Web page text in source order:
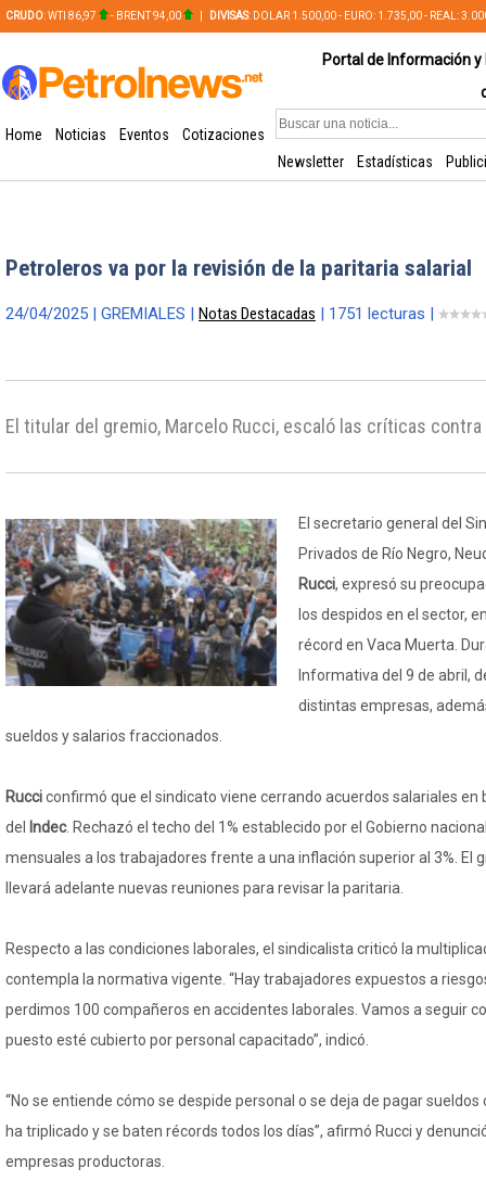
CRUDO: WTI 86,97 - BRENT 94,00 DIVISAS: DOLAR 1.500,00 - EURO: 1.735,00 - REAL:
Portal de Información
Home Noticias Eventos
Cotizaciones
Newsletter
Estadísticas
Petroleros va por la revisión de la paritaria salarial
24/04/2025 | GREMIALES | Notas Destacadas | 1751 lecturas |
El titular del gremio, Marcelo Rucci, escaló las críticas
El secretario general del
Privados de Río Negro,
Rucci, expresó su
los despidos en el sector,
récord en Vaca Muerta.
Informativa del 9 de abril,
distintas empresas,
sueldos y salarios fraccionados.
Rucciconfirmó que el sindicato viene cerrando acuerdos salariales en
del
Indec. Rechazó el techo del 1% establecido por el Gobierno
mensuales a los trabajadores frente a una inflación superior al 3%. El
llevará adelante nuevas reuniones para revisar la paritaria.
Respecto a las condiciones laborales, el sindicalista criticó la
contempla la normativa vigente. “Hay trabajadores expuestos a
perdimos 100 compañeros en accidentes laborales. Vamos a seguir
puesto esté cubierto por personal capacitado”, indicó.
“No se entiende cómo se despide personal o se deja de pagar
ha triplicado y se baten récords todos los días”, afirmó Rucci y
empresas productoras.